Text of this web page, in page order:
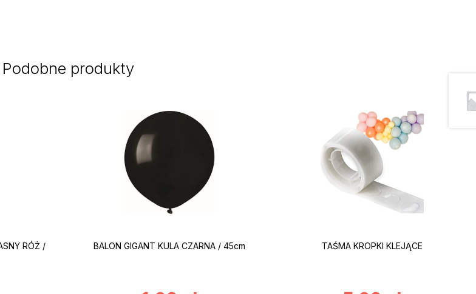
Podobne produkty
RÓŻ /
BALON GIGANT KULA CZARNA / 45cm TAŚMA KROPKI KLEJĄCE